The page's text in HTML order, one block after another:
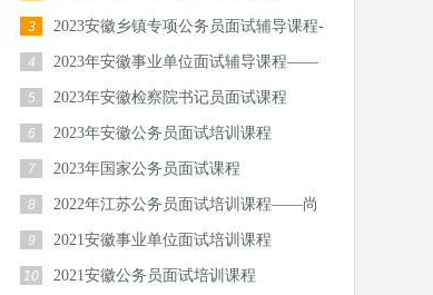
3
2023安徽乡镇专项公务员面试辅导课程-
尚优公考
4
2023年安徽事业单位面试辅导课程——
尚优公考
5 2023年安徽检察院书记员面试课程
6 2023年安徽公务员面试培训课程
7 2023年国家公务员面试课程
8
2022年江苏公务员面试培训课程——尚
优公考
9 2021安徽事业单位面试培训课程
10 2021安徽公务员面试培训课程